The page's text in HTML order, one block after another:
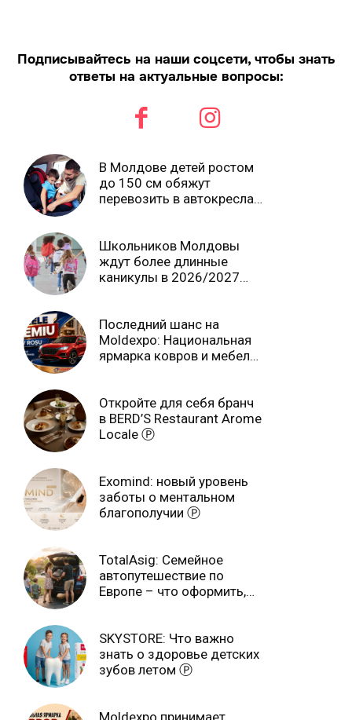
Подписывайтесь на наши соцсети, чтобы знать
ответы на актуальные вопросы:
В Молдове детей ростом
до 150 см обяжут
перевозить в автокреслах
Школьников Молдовы
ждут более длинные
каникулы в 2026/2027
Последний шанс на
Moldexpo: Национальная
ярмарка ковров и мебели
Откройте для себя бранч
в BERD’S Restaurant Arome
Locale Ⓟ
Exomind: новый уровень
заботы о ментальном
благополучии Ⓟ
TotalAsig: Семейное
автопутешествие по
Европе – что оформить,
SKYSTORE: Что важно
знать о здоровье детских
зубов летом Ⓟ